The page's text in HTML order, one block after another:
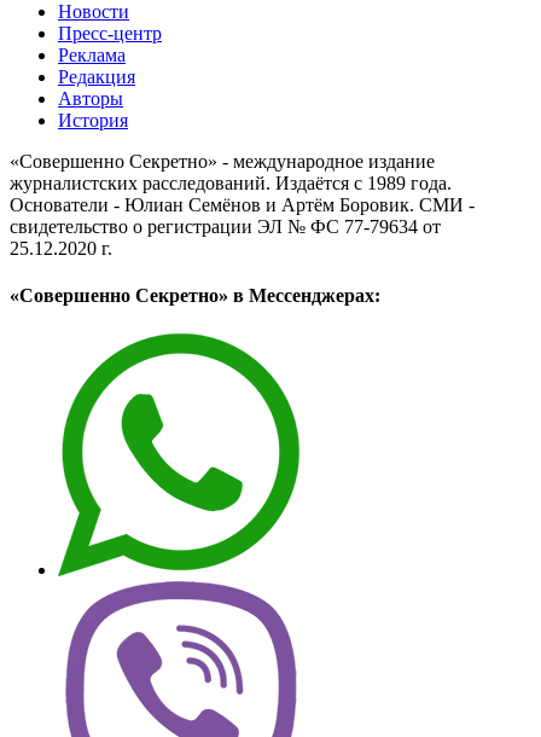
Новости
Пресс-центр
Реклама
Редакция
Авторы
История
«Совершенно Секретно» - международное издание
журналистских расследований. Издаётся с 1989 года.
Основатели - Юлиан Семёнов и Артём Боровик. CМИ -
свидетельство о регистрации ЭЛ № ФС 77-79634 от
25.12.2020 г.
«Совершенно Секретно» в Мессенджерах: